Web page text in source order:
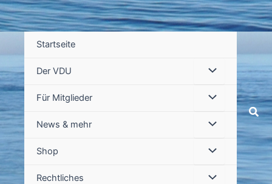
Startseite
Der VDU
Für Mitglieder
News & mehr
Shop
Rechtliches